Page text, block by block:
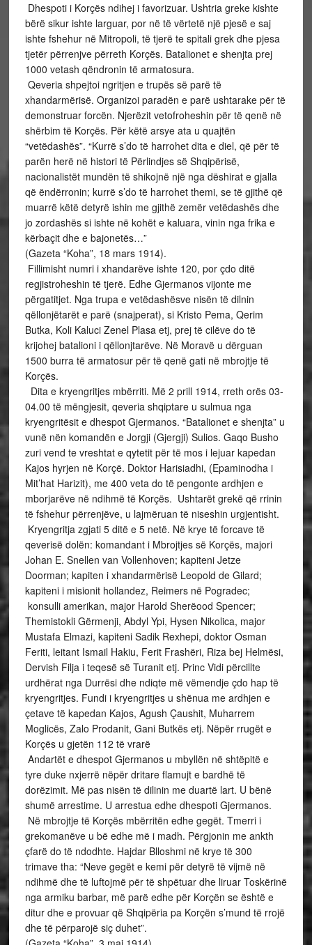
Dhespoti i Korçës ndihej i favorizuar. Ushtria greke kishte
bërë sikur ishte larguar, por në të vërtetë një pjesë e saj
ishte fshehur në Mitropoli, të tjerë te spitali grek dhe pjesa
tjetër përrenjve përreth Korçës. Batalionet e shenjta prej
1000 vetash qëndronin të armatosura.
Qeveria shpejtoi ngritjen e trupës së parë të
xhandarmërisë. Organizoi paradën e parë ushtarake për të
demonstruar forcën. Njerëzit vetofroheshin për të qenë në
shërbim të Korçës. Për këtë arsye ata u quajtën
“vetëdashës”. “Kurrë s’do të harrohet dita e diel, që për të
parën herë në histori të Përlindjes së Shqipërisë,
nacionalistët mundën të shikojnë një nga dëshirat e gjalla
që ëndërronin; kurrë s’do të harrohet themi, se të gjithë që
muarrë këtë detyrë ishin me gjithë zemër vetëdashës dhe
jo zordashës si ishte në kohët e kaluara, vinin nga frika e
kërbaçit dhe e bajonetës…”
(Gazeta “Koha”, 18 mars 1914).
Fillimisht numri i xhandarëve ishte 120, por çdo ditë
regjistroheshin të tjerë. Edhe Gjermanos vijonte me
përgatitjet. Nga trupa e vetëdashësve nisën të dilnin
qëllonjëtarët e parë (snajperat), si Kristo Pema, Qerim
Butka, Koli Kaluci Zenel Plasa etj, prej të cilëve do të
krijohej batalioni i qëllonjtarëve. Në Moravë u dërguan
1500 burra të armatosur për të qenë gati në mbrojtje të
Korçës.
Dita e kryengritjes mbërriti. Më 2 prill 1914, rreth orës 03-
04.00 të mëngjesit, qeveria shqiptare u sulmua nga
kryengritësit e dhespot Gjermanos. “Batalionet e shenjta” u
vunë nën komandën e Jorgji (Gjergji) Sulios. Gaqo Busho
zuri vend te vreshtat e qytetit për të mos i lejuar kapedan
Kajos hyrjen në Korçë. Doktor Harisiadhi, (Epaminodha i
Mit’hat Harizit), me 400 veta do të pengonte ardhjen e
mborjarëve në ndihmë të Korçës. Ushtarët grekë që rrinin
të fshehur përrenjëve, u lajmëruan të niseshin urgjentisht.
Kryengritja zgjati 5 ditë e 5 netë. Në krye të forcave të
qeverisë dolën: komandant i Mbrojtjes së Korçës, majori
Johan E. Snellen van Vollenhoven; kapiteni Jetze
Doorman; kapiten i xhandarmërisë Leopold de Gilard;
kapiteni i misionit hollandez, Reimers në Pogradec;
konsulli amerikan, major Harold Sherëood Spencer;
Themistokli Gërmenji, Abdyl Ypi, Hysen Nikolica, major
Mustafa Elmazi, kapiteni Sadik Rexhepi, doktor Osman
Feriti, leitant Ismail Hakiu, Ferit Frashëri, Riza bej Helmësi,
Dervish Filja i teqesë së Turanit etj. Princ Vidi përcillte
urdhërat nga Durrësi dhe ndiqte më vëmendje çdo hap të
kryengritjes. Fundi i kryengritjes u shënua me ardhjen e
çetave të kapedan Kajos, Agush Çaushit, Muharrem
Moglicës, Zalo Prodanit, Gani Butkës etj. Nëpër rrugët e
Korçës u gjetën 112 të vrarë
Andartët e dhespot Gjermanos u mbyllën në shtëpitë e
tyre duke nxjerrë nëpër dritare flamujt e bardhë të
dorëzimit. Më pas nisën të dilinin me duartë lart. U bënë
shumë arrestime. U arrestua edhe dhespoti Gjermanos.
Në mbrojtje të Korçës mbërritën edhe gegët. Tmerri i
grekomanëve u bë edhe më i madh. Përgjonin me ankth
çfarë do të ndodhte. Hajdar Blloshmi në krye të 300
trimave tha: “Neve gegët e kemi për detyrë të vijmë në
ndihmë dhe të luftojmë për të shpëtuar dhe liruar Toskërinë
nga armiku barbar, më parë edhe për Korçën se është e
ditur dhe e provuar që Shqipëria pa Korçën s’mund të rrojë
dhe të përparojë siç duhet”.